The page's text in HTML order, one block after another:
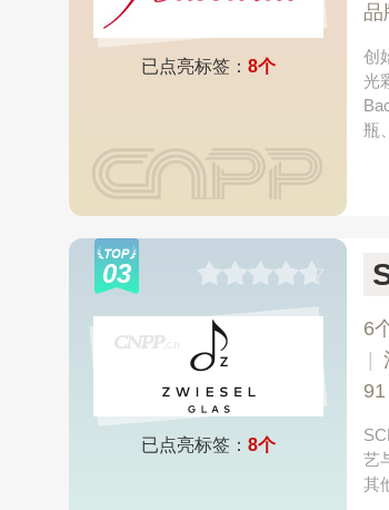
已点亮标签： 8个
品
创
光
瓶
03
已点亮标签： 8个
6
91
艺
其